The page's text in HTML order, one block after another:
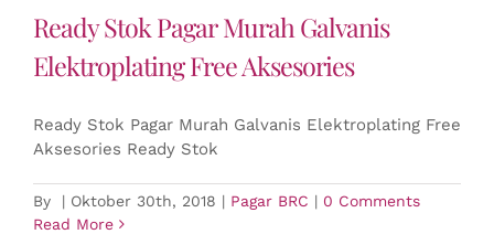
Ready Stok Pagar Murah Galvanis
Elektroplating Free Aksesories
Ready Stok Pagar Murah Galvanis Elektroplating Free
Aksesories Ready Stok
By | Oktober 30th, 2018 | Pagar BRC | 0 Comments
Read More